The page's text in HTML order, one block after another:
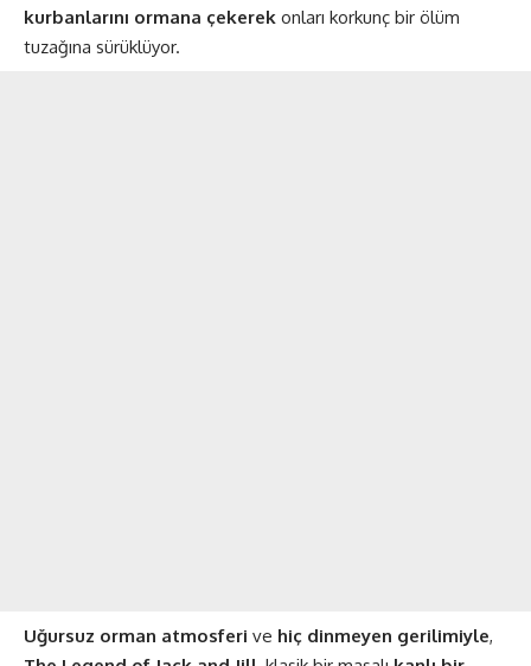
kurbanlarını ormana çekerek onları korkunç bir ölüm
tuzağına sürüklüyor.
Uğursuz orman atmosferi ve hiç dinmeyen gerilimiyle,